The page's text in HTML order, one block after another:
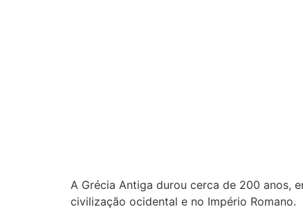
A Grécia Antiga durou cerca de 200 anos,
civilização ocidental e no Império Romano.